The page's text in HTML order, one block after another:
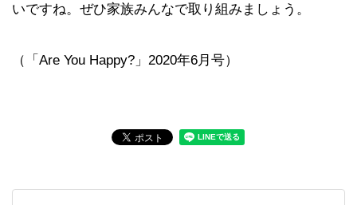
いですね。ぜひ家族みんなで取り組みましょう。
（「Are You Happy?」2020年6月号）